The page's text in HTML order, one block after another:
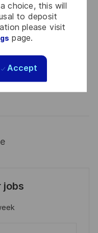
choice, this will
to deposit
please visit
page.
Accept
reconnait
notre meilleur
!
jobs